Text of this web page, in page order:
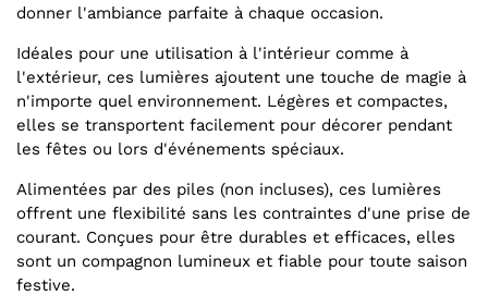
donner l'ambiance parfaite à chaque occasion.
Idéales pour une utilisation à l'intérieur comme à
l'extérieur, ces lumières ajoutent une touche de magie à
n'importe quel environnement. Légères et compactes,
elles se transportent facilement pour décorer pendant
les fêtes ou lors d'événements spéciaux.
Alimentées par des piles (non incluses), ces lumières
offrent une flexibilité sans les contraintes d'une prise de
courant. Conçues pour être durables et efficaces, elles
sont un compagnon lumineux et fiable pour toute saison
festive.